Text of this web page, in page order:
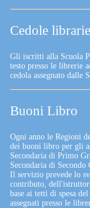
Cedole librarie
Gli iscritti alla Scuola
testo presso le librerie
cedola assegnato dalle
Buoni Libro
Ogni anno le Regioni
dei buoni libro per gli
Secondaria di Primo
Secondaria di Secondo
Il servizio prevede lo
contributo,
base ai tetti di spesa
assegnati presso le